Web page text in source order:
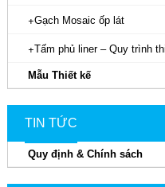
Gạch Mosaic ốp lát
Tấm phủ liner – Quy trình
Mẫu Thiết kế
TIN TỨC
Quy định & Chính sách